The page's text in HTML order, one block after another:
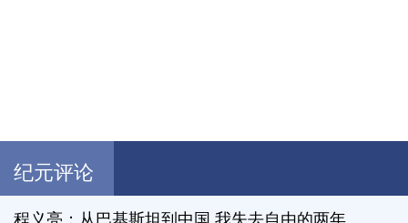
纪元评论
程义亮：从巴基斯坦到中国 我失去自由的两年